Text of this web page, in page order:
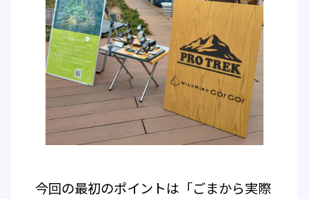
今回の最初のポイントは「ごまから実際